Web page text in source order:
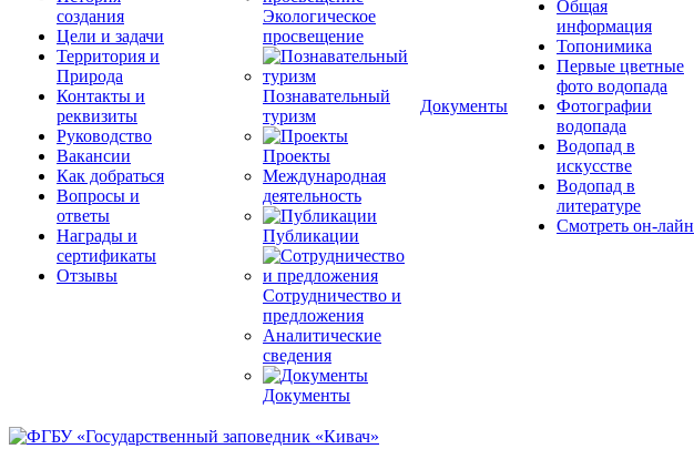
создания
Цели и задачи
Территория и
Природа
Контакты и
реквизиты
Руководство
Вакансии
Как добраться
Вопросы и
ответы
Награды и
сертификаты
Отзывы
Экологическое
просвещение
Познавательный
туризм
Проекты
Международная
деятельность
Публикации
Сотрудничество и
предложения
Аналитические
сведения
Документы
Документы
Общая
информация
Топонимика
Первые цветные
фото водопада
Фотографии
водопада
Водопад в
искусстве
Водопад в
литературе
Смотреть он-лайн